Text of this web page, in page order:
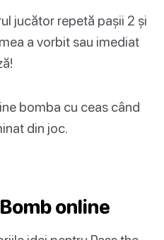
jucător repetă pașii 2 și
a vorbit sau imediat
bomba cu ceas când
din joc.
online